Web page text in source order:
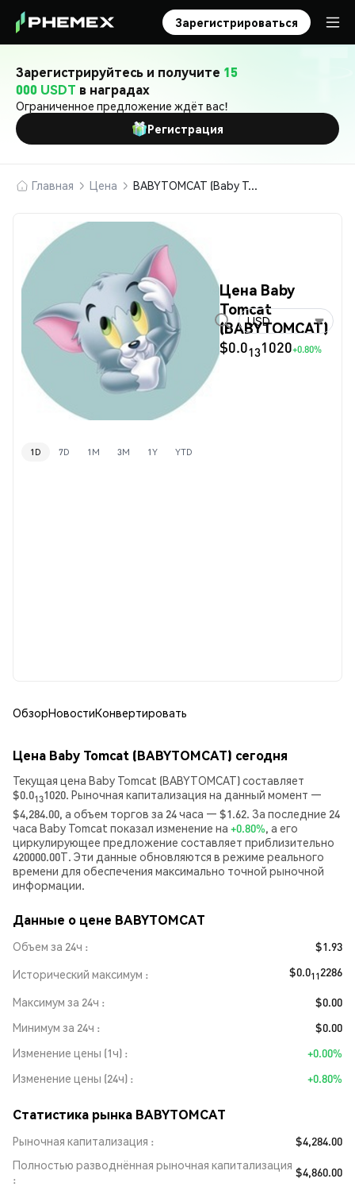
Зарегистрироваться
Зарегистрируйтесь и получите 15
000 USDT в наградах
Ограниченное предложение ждёт вас!
Регистрация
Главная Цена BABYTOMCAT (Baby Tomcat)
Цена Baby
Tomcat
(BABYTOMCAT)
$0.0131020+0.80%
USD
1D 7D 1M 3M 1Y YTD
ОбзорНовостиКонвертировать
Цена Baby Tomcat (BABYTOMCAT) сегодня
Текущая цена Baby Tomcat (BABYTOMCAT) составляет
$0.0131020. Рыночная капитализация на данный момент —
$4,284.00, а объем торгов за 24 часа — $1.62. За последние 24
часа Baby Tomcat показал изменение на +0.80%, а его
циркулирующее предложение составляет приблизительно
420000.00T. Эти данные обновляются в режиме реального
времени для обеспечения максимально точной рыночной
информации.
Данные о цене BABYTOMCAT
Объем за 24ч
$1.93
Исторический максимум
$0.0112286
Максимум за 24ч
$0.00
Минимум за 24ч
$0.00
Изменение цены (1ч)
+0.00%
Изменение цены (24ч)
+0.80%
Статистика рынка BABYTOMCAT
Рыночная капитализация
$4,284.00
Полностью разводнённая рыночная капитализация $4,860.00